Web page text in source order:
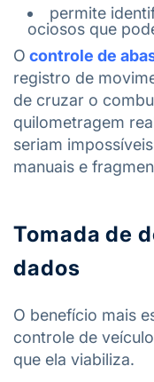
permite
ociosos que
O controle de
registro de
de cruzar o
quilometragem
seriam
manuais e
Tomada de
dados
O benefício mais
controle de
que ela viabiliza.